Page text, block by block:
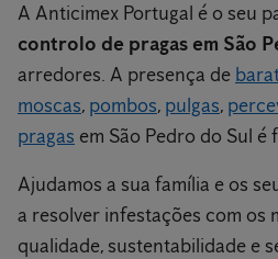
A Anticimex Portugal é o seu
controlo de pragas em São
arredores. A presença de
moscas, pombos, pulgas,
pragas em São Pedro do Sul
Ajudamos a sua família e os
a resolver infestações com os
qualidade, sustentabilidade e